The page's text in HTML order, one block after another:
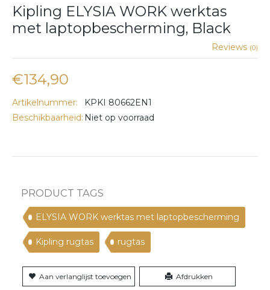
Kipling ELYSIA WORK werktas
met laptopbescherming, Black
Reviews (0)
€134,90
Artikelnummer:
KPKI 80662EN1
Beschikbaarheid: Niet op voorraad
PRODUCT TAGS
ELYSIA WORK werktas met laptopbescherming
Kipling rugtas rugtas
Aan verlanglijst toevoegen Afdrukken